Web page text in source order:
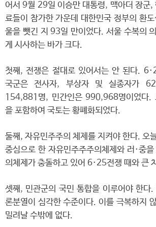
어서 9월 29일 이승만 대통령, 맥아더 장군,
료들이 참가한 가운데 대한민국 정부의 환
울을 뺏긴 지 93일 만이었다. 서울 수복의
게 시사하는 바가 크다.
첫째, 전쟁은 절대로 있어서는 안 된다.
국군은 전사자, 부상자 및 실종자가
154,881명, 민간인은 990,968명이었다.
을 포함하여 국토는 황폐화되었다.
둘째, 자유민주주의 체제를 지켜야 한다. 오
중심으로 한 자유민주주주의체제와 러·중
의체제가 충돌하고 있어 6·25전쟁 때와 큰
셋째, 민관군의 국민 통합을 이루어야 한다
론분열이 심각한 수준이다. 이를 극복하지
밀려날 수밖에 없다.